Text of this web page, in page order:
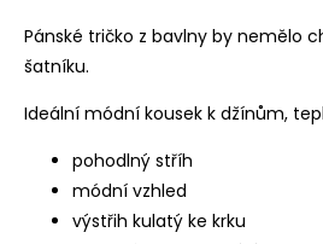
Pánské tričko z bavlny by nemělo
šatníku.
Ideální módní kousek k džínům,
pohodlný stříh
módní vzhled
výstřih kulatý ke krku